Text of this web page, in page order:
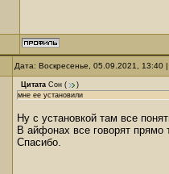
Дата: Воскресенье, 05.09.2021,
Цитата Сон (
)
мне ее установили
Ну с установкой там все
В айфонах все говорят прямо
Спасибо.